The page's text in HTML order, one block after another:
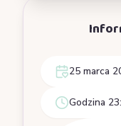
25 marca
Godzina